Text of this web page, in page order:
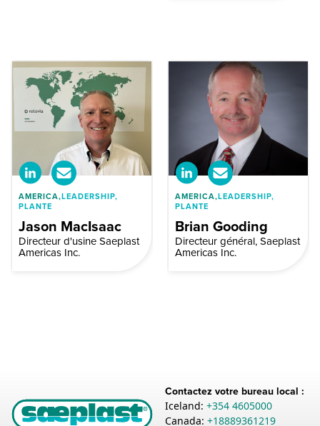
AMERICA,LEADERSHIP,
PLANTE
Jason MacIsaac
Directeur d'usine Saeplast
Americas Inc.
AMERICA,LEADERSHIP,
PLANTE
Brian Gooding
Directeur général, Saeplast
Americas Inc.
Contactez votre bureau local :
Iceland: +354 4605000
Canada: +18889361219